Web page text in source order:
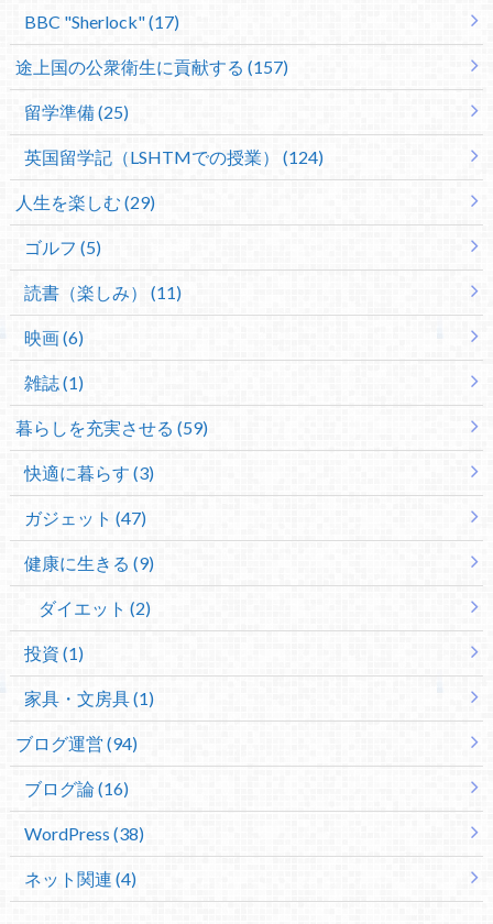
BBC "Sherlock" (17)
途上国の公衆衛生に貢献する (157)
留学準備 (25)
英国留学記（LSHTMでの授業） (124)
人生を楽しむ (29)
ゴルフ (5)
読書（楽しみ） (11)
映画 (6)
雑誌 (1)
暮らしを充実させる (59)
快適に暮らす (3)
ガジェット (47)
健康に生きる (9)
ダイエット (2)
投資 (1)
家具・文房具 (1)
ブログ運営 (94)
ブログ論 (16)
WordPress (38)
ネット関連 (4)